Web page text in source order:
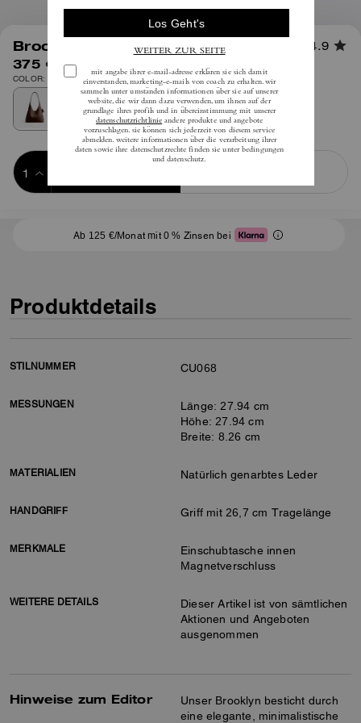
Brooklyn Schultertasche 28 4.9
375 € inkl. MwSt.
COLOR: Messing/Ahorn
Ab 125 €/Monat mit 0 % Zinsen bei
Produktdetails
STILNUMMER CU068
MESSUNGEN
Länge: 27.94 cm
Höhe: 27.94 cm
Breite: 8.26 cm
MATERIALIEN Natürlich genarbtes Leder
HANDGRIFF Griff mit 26,7 cm Tragelänge
MERKMALE
Einschubtasche innen
Magnetverschluss
WEITERE DETAILS
Dieser Artikel ist von sämtlichen
Aktionen und Angeboten
ausgenommen
Hinweise zum Editor
Unser Brooklyn besticht durch
eine elegante, minimalistische